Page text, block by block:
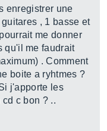
enregistrer une
, 1 basse et
me donner
qu'il me faudrait
. Comment
boite a ryhtmes ?
j'apporte les
c bon ? ..